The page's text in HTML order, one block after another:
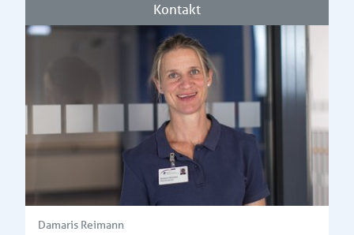
Kontakt
Damaris Reimann